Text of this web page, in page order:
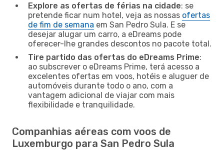
Explore as ofertas de férias na cidade: se
pretende ficar num hotel, veja as nossas ofertas
de fim de semana em San Pedro Sula. E se
desejar alugar um carro, a eDreams pode
oferecer-lhe grandes descontos no pacote total.
Tire partido das ofertas do eDreams Prime:
ao subscrever o eDreams Prime, terá acesso a
excelentes ofertas em voos, hotéis e aluguer de
automóveis durante todo o ano, com a
vantagem adicional de viajar com mais
flexibilidade e tranquilidade.
Companhias aéreas com voos de
Luxemburgo para San Pedro Sula